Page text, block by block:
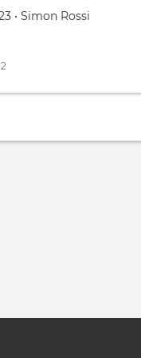
• Simon Rossi
2